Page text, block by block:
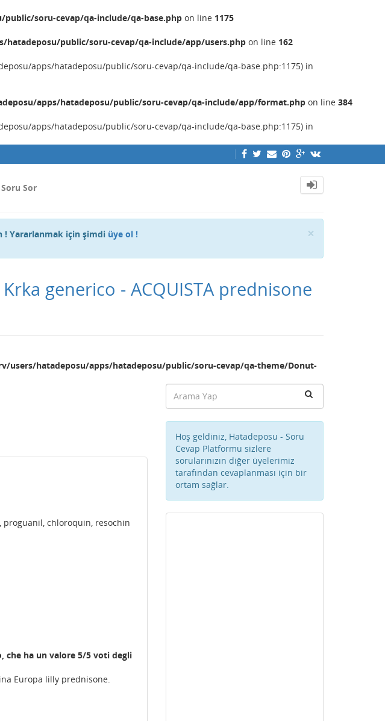
soru-cevap/qa-include/qa-base.php on line 1175
hatadeposu/public/soru-cevap/qa-include/app/users.php on line 162
apps/hatadeposu/public/soru-cevap/qa-include/qa-base.php:1175) in
apps/hatadeposu/public/soru-cevap/qa-include/app/format.php on line 384
apps/hatadeposu/public/soru-cevap/qa-include/qa-base.php:1175) in
Sor
×
! Yararlanmak için şimdi üye ol !
generico - ACQUISTA prednisone
users/hatadeposu/apps/hatadeposu/public/soru-cevap/qa-theme/Donut-
chloroquin, resochin
che ha un valore 5/5 voti degli
Europa lilly prednisone.
Hoş geldiniz, Hatadeposu - Soru
Cevap Platformu sizlere
sorularınızın diğer üyelerimiz
tarafından cevaplanması için bir
ortam sağlar.